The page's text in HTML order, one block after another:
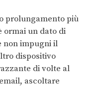
prolungamento più
ormai un dato di
non impugni il
dispositivo
di volte al
ascoltare